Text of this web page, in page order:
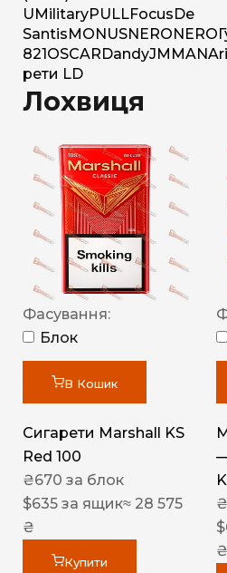
U MilitaryPULLFocus De
Santis MONUSNERO NERO
821 OSCAR DandyJM MAN
рети LD
Лохвиця
Фасування:
Блок
В Кошик
Сигарети Marshall KS
Red 100
₴670 за блок
$635 за ящик≈ 28 575
₴
Купити
₴
$
₴